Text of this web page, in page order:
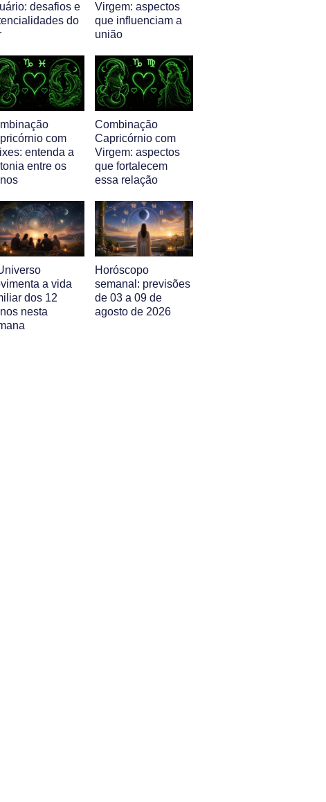
desafios e
do
Virgem: aspectos
que influenciam a
união
com
entenda a
entre os
Combinação
Capricórnio com
Virgem: aspectos
que fortalecem
essa relação
a vida
dos 12
nesta
Horóscopo
semanal: previsões
de 03 a 09 de
agosto de 2026